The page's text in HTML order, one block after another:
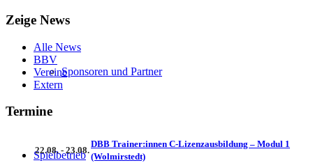
Sponsoren und Partner
Spielbetrieb
Zeige News
Alle News
BBV
Vereine
Extern
Termine
22.08. - 23.08.
DBB Trainer:innen C-Lizenzausbildung – Modul 1
(Wolmirstedt)